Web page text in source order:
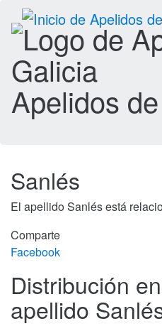
Apelidos
Sanlés
El apellido Sanlés está
Comparte
Facebook
Distribución
apellido